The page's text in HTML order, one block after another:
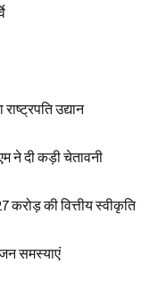
उद्यान
ने दी कड़ी चेतावनी
करोड़ की वित्तीय स्वीकृति
समस्याएं